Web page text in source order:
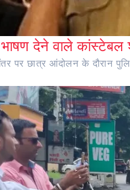
देने वाले कांस्टेबल
पर छात्र आंदोलन के दौरान